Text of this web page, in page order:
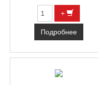
+
Подробнее